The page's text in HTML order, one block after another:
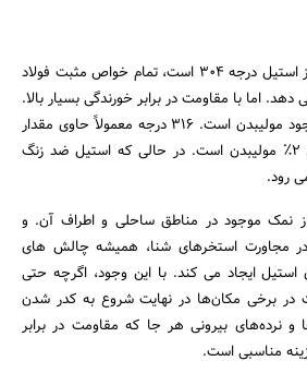
درجه 316 که کمی گران تر از استیل درجه 304 است، تمام خواص مثبت فولاد
را ارائه می دهد. اما با مقاومت در برابر خورندگی بسیار بالا.
این در درجه اول به دلیل وجود مولیبدن است. 316 درجه معمولاً حاوی مقدار
بیشتری نیکل است و دارای 2٪ مولیبدن است. در حالی که استیل ضد زنگ
موجود در مناطق ساحلی و اطراف آن. و
مجاورت استخرهای شنا، همیشه چالش های
استیل ایجاد می کند. با این وجود، اگرچه حتی
ممکن است در برخی مکان‌ها در نهایت شروع به کدر شدن
نرده‌های بیرونی هر جا که مقاومت در برابر
مناسبی است.